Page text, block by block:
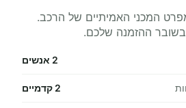
המכני האמיתיים של הרכב.
בשובר ההזמנה שלכם.
2 אנשים
2 קדמיים